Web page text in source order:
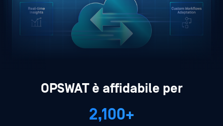
OPSWAT è affidabile per
2,100+